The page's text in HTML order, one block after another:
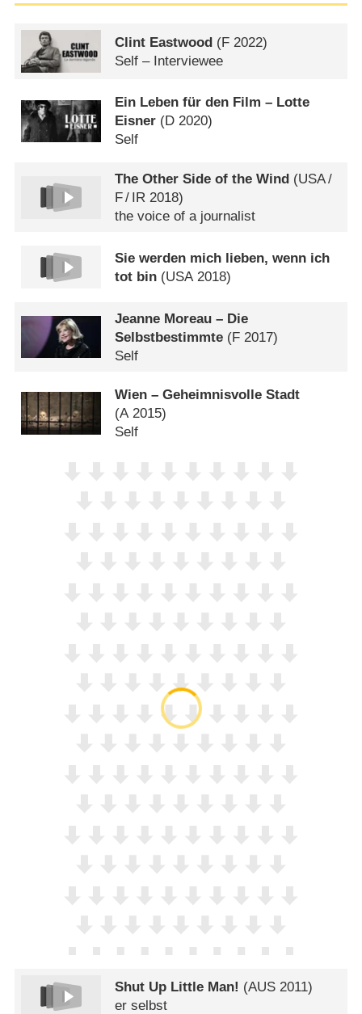
Clint Eastwood (F 2022)
Self – Interviewee
Ein Leben für den Film – Lotte
Eisner (D 2020)
Self
The Other Side of the Wind (USA/
F/ IR 2018)
the voice of a journalist
Sie werden mich lieben, wenn ich
tot bin (USA 2018)
Jeanne Moreau – Die
Selbstbestimmte (F 2017)
Self
Wien – Geheimnisvolle Stadt
(A2015)
Self
Shut Up Little Man! (AUS 2011)
er selbst